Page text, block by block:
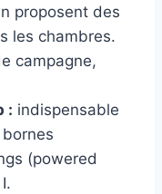
proposent des
les chambres.
campagne,
: indispensable
(powered